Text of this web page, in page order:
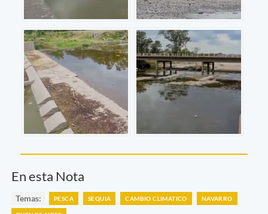
En esta Nota
Temas: PESCA SEQUIA CAMBIO CLIMATICO NAVARRO